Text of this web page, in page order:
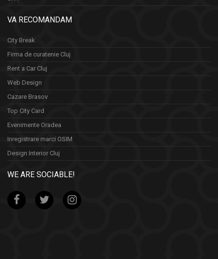
VA RECOMANDAM
City Break
Firma de curatenie Cluj
Rent a Car Cluj
Web Design
Cazare Brasov
Top City Card
Evenimente Oradea
Inregistrare marci OSIM
Design Interior Cluj
WE ARE SOCIABLE!